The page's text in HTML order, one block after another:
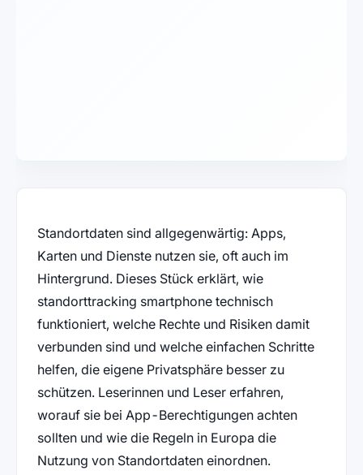
Standortdaten sind allgegenwärtig: Apps,
Karten und Dienste nutzen sie, oft auch im
Hintergrund. Dieses Stück erklärt, wie
standorttracking smartphone technisch
funktioniert, welche Rechte und Risiken damit
verbunden sind und welche einfachen Schritte
helfen, die eigene Privatsphäre besser zu
schützen. Leserinnen und Leser erfahren,
worauf sie bei App-Berechtigungen achten
sollten und wie die Regeln in Europa die
Nutzung von Standortdaten einordnen.